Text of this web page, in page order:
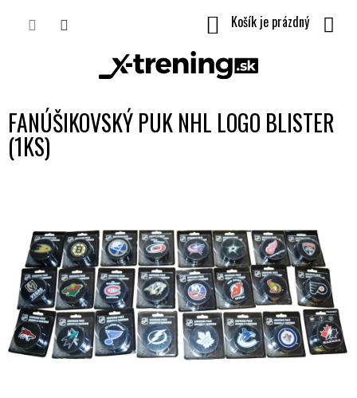
NÁKUPNÝ
FANÚŠIKOVSKÝ PUK NHL LOGO BLISTER
(1KS)